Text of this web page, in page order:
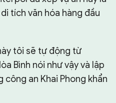
tích văn hóa hàng đầu
tôi sẽ tự động từ
Bình nói như vậy và lập
an Khai Phong khẩn